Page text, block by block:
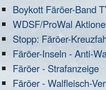
Boykott Färöer-Band
WDSF/ProWal
Stopp: Färöer-
Färöer-Inseln - Anti-
Färöer - Strafanzeige
Färöer - Walfleisch-